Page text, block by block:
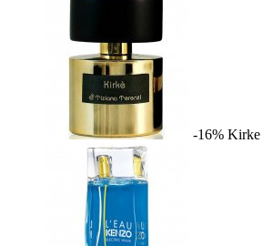
-16% Kirke